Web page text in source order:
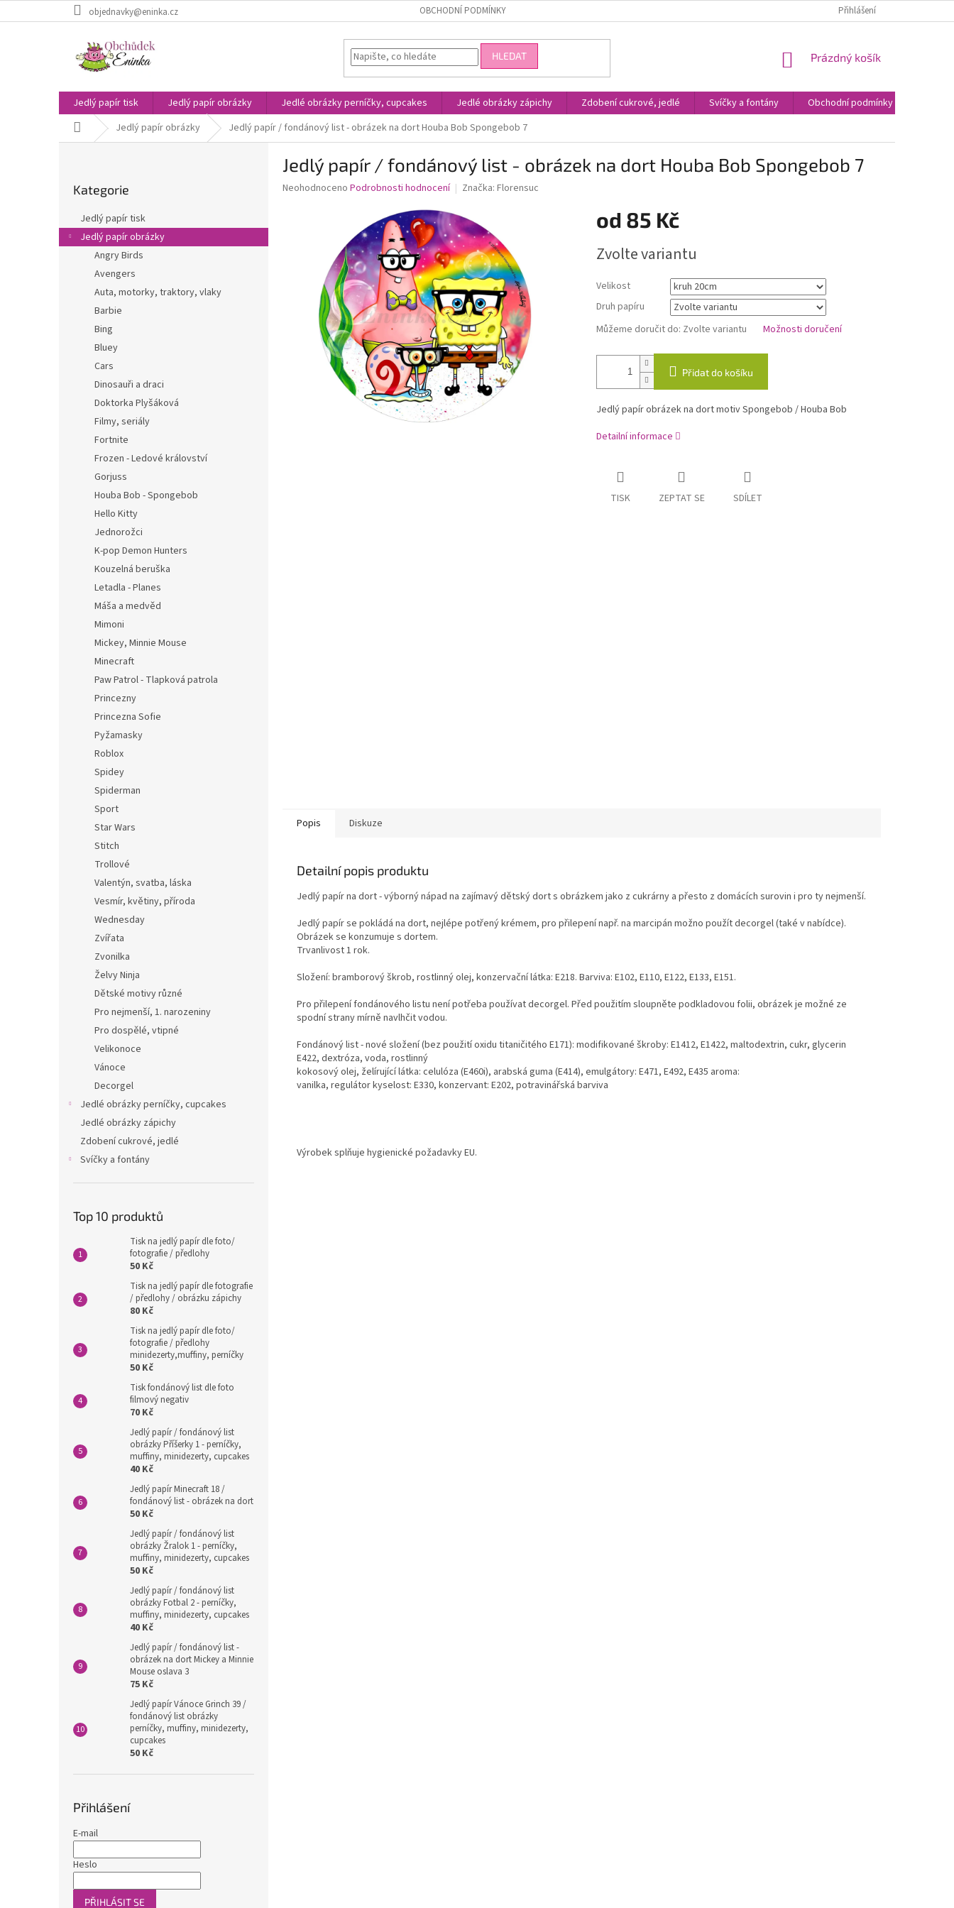
na
objednavky@eninka.cz OBCHODNÍ PODMÍNKY Přihlášení
HLEDAT
NÁKUPNÍ
Prázdný košík
Jedlý papír tisk Jedlý papír obrázky Jedlé obrázky perníčky, cupcakes Jedlé obrázky zápichy Zdobení cukrové, jedlé Svíčky a fontány Obchodní podmínky
Domů Jedlý papír obrázky Jedlý papír / fondánový list - obrázek na dort Houba Bob Spongebob 7
a
n
kategorie
Kategorie
Jedlý papír tisk
Jedlý papír obrázky
Angry Birds
Avengers
Auta, motorky, traktory, vlaky
Barbie
Bing
Bluey
Cars
Dinosauři a draci
Doktorka Plyšáková
Filmy, seriály
Fortnite
Frozen - Ledové království
Gorjuss
Houba Bob - Spongebob
Hello Kitty
Jednorožci
K-pop Demon Hunters
Kouzelná beruška
Letadla - Planes
Máša a medvěd
Mimoni
Mickey, Minnie Mouse
Minecraft
Paw Patrol - Tlapková patrola
Princezny
Princezna Sofie
Pyžamasky
Roblox
Spidey
Spiderman
Sport
Star Wars
Stitch
Trollové
Valentýn, svatba, láska
Vesmír, květiny, příroda
Wednesday
Zvířata
Zvonilka
Želvy Ninja
Dětské motivy různé
Pro nejmenší, 1. narozeniny
Pro dospělé, vtipné
Velikonoce
Vánoce
Decorgel
Jedlé obrázky perníčky, cupcakes
Jedlé obrázky zápichy
Zdobení cukrové, jedlé
Svíčky a fontány
Top 10 produktů
Tisk na jedlý papír dle foto/
fotografie / předlohy
50 Kč
Tisk na jedlý papír dle fotografie
/ předlohy / obrázku zápichy
80 Kč
Tisk na jedlý papír dle foto/
fotografie / předlohy
minidezerty,muffiny, perníčky
50 Kč
Tisk fondánový list dle foto
filmový negativ
70 Kč
Jedlý papír / fondánový list
obrázky Příšerky 1 - perníčky,
muffiny, minidezerty, cupcakes
40 Kč
Jedlý papír Minecraft 18 /
fondánový list - obrázek na dort
50 Kč
Jedlý papír / fondánový list
obrázky Žralok 1 - perníčky,
muffiny, minidezerty, cupcakes
50 Kč
Jedlý papír / fondánový list
obrázky Fotbal 2 - perníčky,
muffiny, minidezerty, cupcakes
40 Kč
Jedlý papír / fondánový list -
obrázek na dort Mickey a Minnie
Mouse oslava 3
75 Kč
Jedlý papír Vánoce Grinch 39 /
fondánový list obrázky
perníčky, muffiny, minidezerty,
cupcakes
50 Kč
Přihlášení
E-mail
Heslo
PŘIHLÁSIT SE
Jedlý papír / fondánový list - obrázek na dort Houba Bob Spongebob 7
Průměrné
hvězdiček.
Neohodnoceno Podrobnosti hodnocení Značka: Florensuc
od 85 Kč
cena:
Zvolte variantu
Velikost
Druh papíru
Můžeme doručit do: Zvolte variantu Možnosti doručení
Přidat do košíku
Jedlý papír obrázek na dort motiv Spongebob / Houba Bob
Detailní informace
TISK ZEPTAT SE SDÍLET
Popis Diskuze
Detailní popis produktu
Jedlý papír na dort - výborný nápad na zajímavý dětský dort s obrázkem jako z cukrárny a přesto z domácích surovin i pro ty nejmenší.
Jedlý papír se pokládá na dort, nejlépe potřený krémem, pro přilepení např. na marcipán možno použít decorgel (také v nabídce).
Obrázek se konzumuje s dortem.
Trvanlivost 1 rok.
Složení: bramborový škrob, rostlinný olej, konzervační látka: E218. Barviva: E102, E110, E122, E133, E151.
Pro přilepení fondánového listu není potřeba používat decorgel. Před použitím sloupněte podkladovou folii, obrázek je možné ze
spodní strany mírně navlhčit vodou.
Fondánový list - nové složení (bez použití oxidu titaničitého E171): modifikované škroby: E1412, E1422, maltodextrin, cukr, glycerin
E422, dextróza, voda, rostlinný
kokosový olej, želírující látka: celulóza (E460i), arabská guma (E414), emulgátory: E471, E492, E435 aroma:
vanilka, regulátor kyselost: E330, konzervant: E202, potravinářská barviva
Výrobek splňuje hygienické požadavky EU.